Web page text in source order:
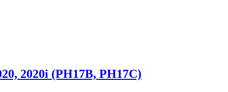
2020i (PH17B, PH17C)